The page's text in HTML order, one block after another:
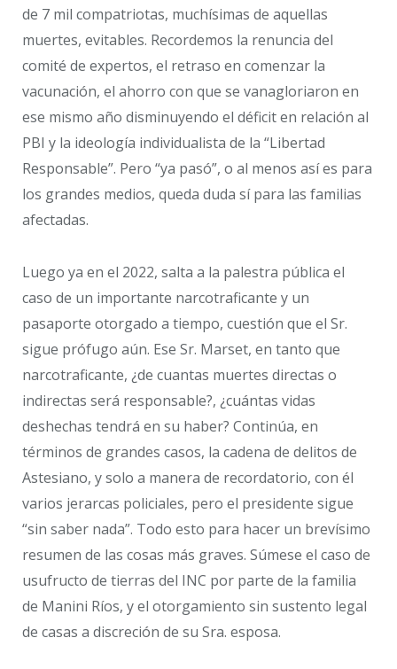
de 7 mil compatriotas, muchísimas de aquellas
muertes, evitables. Recordemos la renuncia del
comité de expertos, el retraso en comenzar la
vacunación, el ahorro con que se vanagloriaron en
ese mismo año disminuyendo el déficit en relación al
PBI y la ideología individualista de la “Libertad
Responsable”. Pero “ya pasó”, o al menos así es para
los grandes medios, queda duda sí para las familias
afectadas.
Luego ya en el 2022, salta a la palestra pública el
caso de un importante narcotraficante y un
pasaporte otorgado a tiempo, cuestión que el Sr.
sigue prófugo aún. Ese Sr. Marset, en tanto que
narcotraficante, ¿de cuantas muertes directas o
indirectas será responsable?, ¿cuántas vidas
deshechas tendrá en su haber? Continúa, en
términos de grandes casos, la cadena de delitos de
Astesiano, y solo a manera de recordatorio, con él
varios jerarcas policiales, pero el presidente sigue
“sin saber nada”. Todo esto para hacer un brevísimo
resumen de las cosas más graves. Súmese el caso de
usufructo de tierras del INC por parte de la familia
de Manini Ríos, y el otorgamiento sin sustento legal
de casas a discreción de su Sra. esposa.